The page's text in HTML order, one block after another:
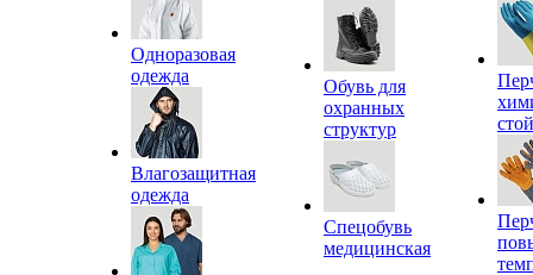
Одноразовая
одежда
Влагозащитная
одежда
Обувь для
охранных
структур
Спецобувь
медицинская